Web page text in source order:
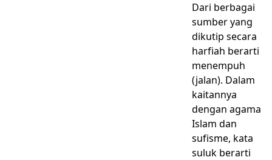
Dari berbagai
sumber yang
dikutip secara
harfiah berarti
menempuh
(jalan). Dalam
kaitannya
dengan agama
Islam dan
sufisme, kata
suluk berarti